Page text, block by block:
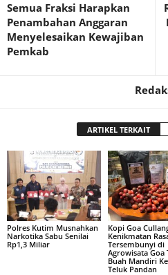
Semua Fraksi Harapkan
Penambahan Anggaran
Menyelesaikan Kewajiban
Pemkab
ARTIKEL TERKAIT
Polres Kutim Musnahkan
Narkotika Sabu Senilai
Rp1,3 Miliar
Kopi Goa
Kenikmatan
Tersembunyi di
Agrowisata Goa
Buah Mandiri
Teluk Pandan